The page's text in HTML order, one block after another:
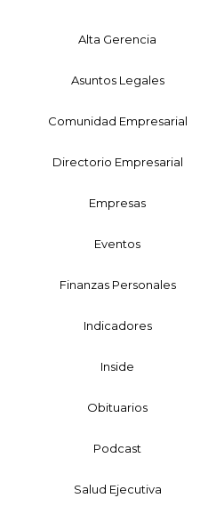
Alta Gerencia
Asuntos Legales
Comunidad Empresarial
Directorio Empresarial
Empresas
Eventos
Finanzas Personales
Indicadores
Inside
Obituarios
Podcast
Salud Ejecutiva